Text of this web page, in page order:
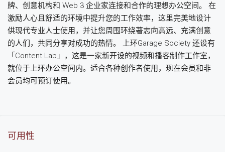
牌、创意机构和 Web 3 企业家连接和合作的理想办公空间。 在
激励人心且舒适的环境中提升您的工作效率，这里完美地设计
供现代专业人士使用，并让您周围环绕著志向高远、充满创意
的人们，共同分享对成功的热情。 上环Garage Society 还设有
「Content Lab」，这是一家新开设的视频和播客制作工作室，
就位于上环办公空间内。适合各种创作者使用，现在会员和非
会员均可预订使用。
可用性